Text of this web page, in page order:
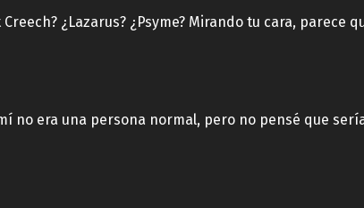
¿Lazarus? ¿Psyme? Mirando tu cara, parece
no era una persona normal, pero no pensé que